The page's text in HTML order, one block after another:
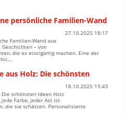
persönliche Familien-Wand
27.10.2025 18:17
Familien-Wand aus
– von
die es einzigartig machen. Eine der
aus Holz: Die schönsten
18.10.2025 15:43
schönsten Ideen Holz
Farbe, jeder Ast ist
die sie schätzen. Personalisierte